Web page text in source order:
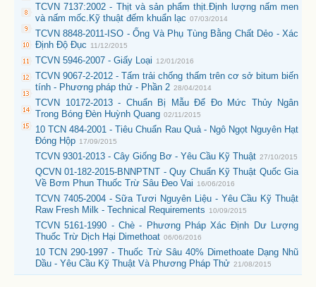
TCVN 7137:2002 - Thịt và sản phẩm thịt.Định lượng nấm men
và nấm mốc.Kỹ thuật đếm khuẩn lạc 07/03/2014
TCVN 8848-2011-ISO - Ống Và Phụ Tùng Bằng Chất Dẻo - Xác
Định Độ Đục
11/12/2015
TCVN 5946-2007 - Giấy Loại 12/01/2016
TCVN 9067-2-2012 - Tấm trải chống thấm trên cơ sở bitum biến
tính - Phương pháp thử - Phần 2 28/04/2014
TCVN 10172-2013 - Chuẩn Bị Mẫu Để Đo Mức Thủy Ngân
Trong Bóng Đèn Huỳnh Quang 02/11/2015
10 TCN 484-2001 - Tiêu Chuẩn Rau Quả - Ngô Ngọt Nguyên Hạt
Đóng Hộp 17/09/2015
TCVN 9301-2013 - Cây Giống Bơ - Yêu Cầu Kỹ Thuật 27/10/2015
QCVN 01-182-2015-BNNPTNT - Quy Chuẩn Kỹ Thuật Quốc Gia
Về Bơm Phun Thuốc Trừ Sâu Đeo Vai
16/06/2016
TCVN 7405-2004 - Sữa Tươi Nguyên Liệu - Yêu Cầu Kỹ Thuật
Raw Fresh Milk - Technical Requirements
10/09/2015
TCVN 5161-1990 - Chè - Phương Pháp Xác Định Dư Lượng
Thuốc Trừ Dịch Hại Dimethoat 06/06/2016
10 TCN 290-1997 - Thuốc Trừ Sâu 40% Dimethoate Dạng Nhũ
Dầu - Yêu Cầu Kỹ Thuật Và Phương Pháp Thử 21/08/2015